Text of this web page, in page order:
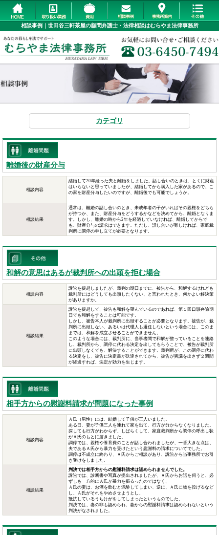
相談事例｜世田谷三軒茶屋の顧問弁護士・法律相談はむらやま法律事務所
カテゴリ
離婚後の財産分与
相談内容
結婚して20年経った夫と離婚をしました。話し合いのときは、とくに財産
はいらないと思っていましたが、結婚してから購入した家があるので、こ
の家を財産分与したいのですが、離婚後でも可能でしょうか。
相談結果
通常は、離婚の話し合いのとき、未成年者の子がいればその親権をどちら
が持つか、また、財産分与をどうするかなどを決めてから、離婚となりま
す。しかし、離婚の時から2年を経過していなければ、離婚してからで
も、財産分与の請求はできます。ただし、話し合いが難しければ、家庭裁
判所に調停の申し立てが必要となります。
和解の意思はあるが裁判所への出頭を拒む場合
相談内容
訴訟を提起しましたが、裁判の期日までに、被告から、和解するけれども
裁判所にはどうしても出頭したくない、と言われたとき、何かよい解決策
がありますか。
相談結果
訴訟を提起して、被告も和解を望んでいるのであれば、第１回口頭弁論期
日でも和解をすることは可能です。
しかし、被告本人が裁判所に出頭することが必要となります。被告が、裁
判所に出頭しない、あるいは代理人も選任しないという場合には、このま
までは、和解を成立させることができません。
このような場合には、裁判所に、当事者間で和解が整っていることを連絡
し、裁判所から、調停に代わる決定を出してもらうことで、被告が裁判所
に出頭しなくても、解決することができます。裁判所が、この調停に代わ
る決定をし、被告に決定書が送達されてから、被告が異議を出さず２週間
が経過すれば、決定が効力を生じます。
相手方からの慰謝料請求が問題になった事例
相談内容
Ａ氏（男性）には、結婚して子供が三人いました。
ある日、妻が子供三人を連れて家を出て、行方が分からなくなりました。
探しても行方がわからず、しばらくして、家庭裁判所から調停の呼出し状
がＡ氏のもとに届きました。
調停では、親権や養育費のことが話し合われましたが、一番大きな点は、
夫であるＡ氏から暴力を受けたという慰謝料の請求についてでした。
調停は不成立に終わり、Ａ氏からご相談があり、訴訟から当事務所でお引
き受けをしました。
相談結果
判決では相手方からの慰謝料請求は認められませんでした。
訴訟では、診断書や写真が提出されましたが、Ａ氏からお話を伺うと、必
ずしも一方的にＡ氏が暴力を振るったのではなく、
Ａ氏の妻は、お酒を飲むと泥酔してしまい、逆に、Ａ氏に物を投げるなど
し、Ａ氏がそれをやめさせようとし、
抵抗しているうちけがをしてしまったというものでした。
判決では、妻の非も認められ、妻からの慰謝料請求は認められないという
判決がなされました。